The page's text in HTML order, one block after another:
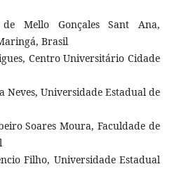
Mello Gonçales Sant Ana,
Brasil
Centro Universitário Cidade
Universidade Estadual de
Soares Moura, Faculdade de
Filho, Universidade Estadual